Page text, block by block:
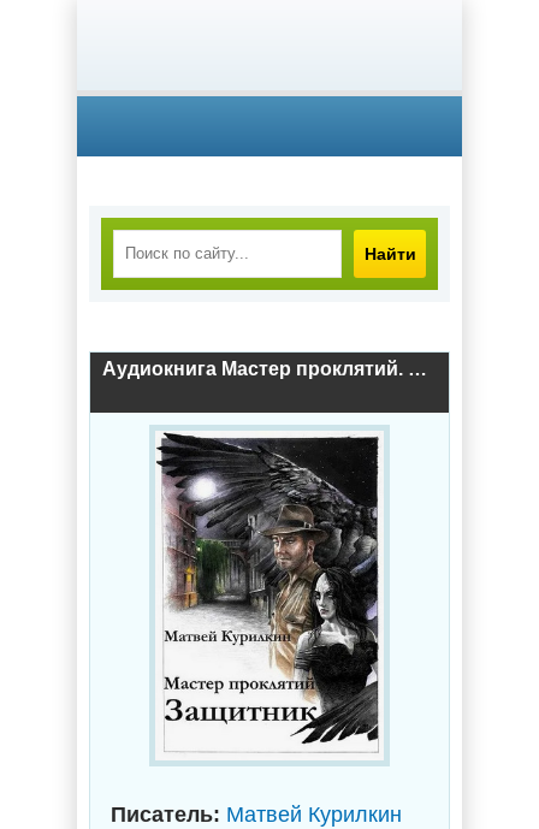
Найти
Аудиокнига Мастер проклятий. Защитник / Матвей Курилкин (3)
Писатель: Матвей Курилкин